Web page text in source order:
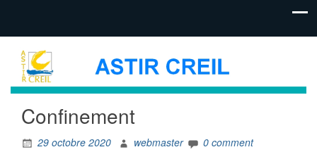
Confinement
29 octobre 2020 webmaster 0 comment